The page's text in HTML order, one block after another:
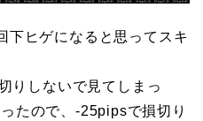
下ヒゲになると思ってスキ
りしないで見てしまっ
たので、-25pipsで損切り